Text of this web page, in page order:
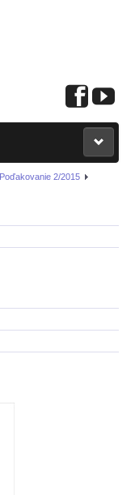
Poďakovanie 2/2015